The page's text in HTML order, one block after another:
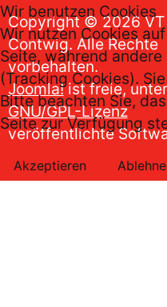
Copyright © 2026 VT
Contwig. Alle Rechte
vorbehalten.
Joomla!ist freie,
GNU/GPL-Lizenz
veröffentlichte
Wir benutzen Cookies
Wir nutzen Cookies
Seite, während
(Tracking Cookies).
Bitte beachten Sie,
Seite zur Verfügung
Akzeptieren